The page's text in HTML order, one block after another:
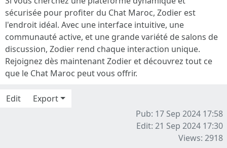
sécurisée pour profiter du Chat Maroc, Zodier est
l'endroit idéal. Avec une interface intuitive, une
communauté active, et une grande variété de salons de
discussion, Zodier rend chaque interaction unique.
Rejoignez dès maintenant Zodier et découvrez tout ce
que le Chat Maroc peut vous offrir.
Edit
Export
Pub: 17 Sep 2024 17:58
Edit: 21 Sep 2024 17:30
Views: 2918